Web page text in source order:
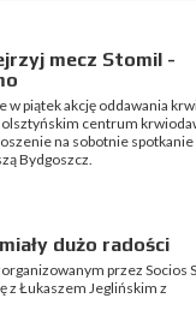
mecz Stomil -
w piątek akcję oddawania
olsztyńskim centrum
na sobotnie spotkanie
Bydgoszcz.
dużo radości
przez Socios
z Łukaszem Jeglińskim z